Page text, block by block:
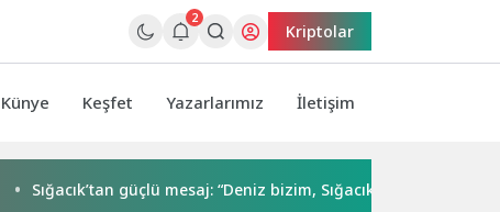
2
Kriptolar
Künye Keşfet Yazarlarımız İletişim
güçlü mesaj: “Deniz bizim, Sığacık hepimizin”